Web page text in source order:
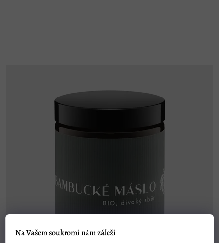
Na Vašem soukromí nám záleží